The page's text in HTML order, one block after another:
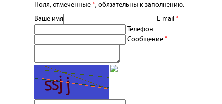
Поля, отмеченные*, обязательны к заполнению.
Ваше имя
E-mail *
Телефон
Сообщение*